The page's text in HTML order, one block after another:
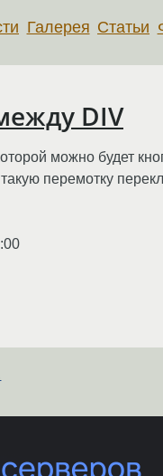
Галерея Статьи
DIV
можно будет
такую перемотку